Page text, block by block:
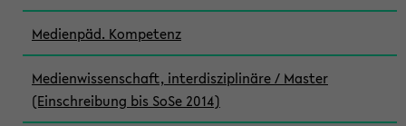
Medienpäd. Kompetenz
Medienwissenschaft, interdisziplinäre / Master
(Einschreibung bis SoSe 2014)